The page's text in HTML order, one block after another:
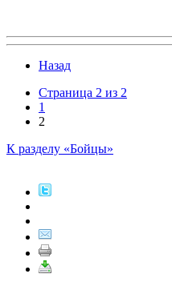
Назад
Страница 2 из 2
1
2
К разделу «Бойцы»